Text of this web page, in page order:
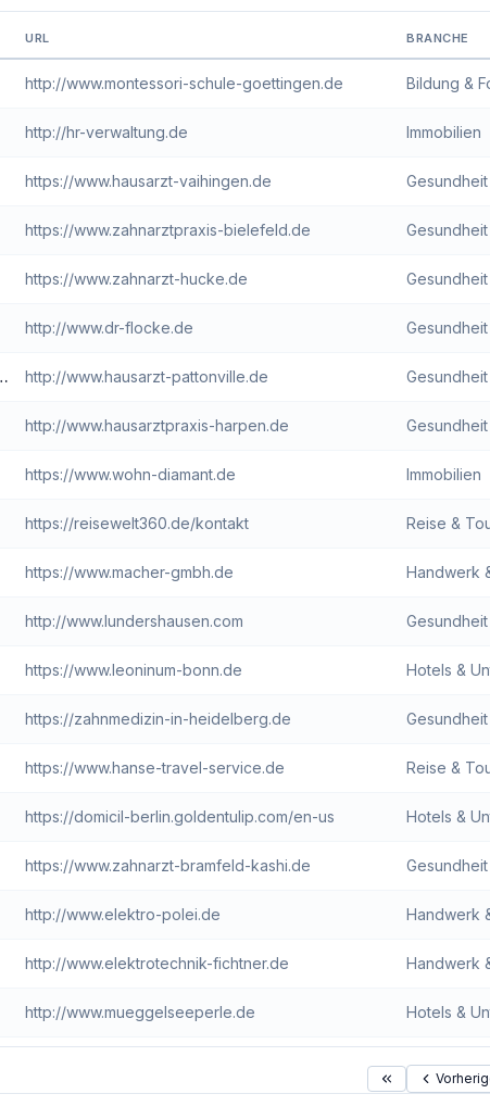
URL BRANCHE
http://www.montessori-schule-goettingen.de Bildung &
http://hr-verwaltung.de Immobilien
https://www.hausarzt-vaihingen.de
https://www.zahnarztpraxis-bielefeld.de
https://www.zahnarzt-hucke.de
http://www.dr-flocke.de
http://www.hausarzt-pattonville.de
http://www.hausarztpraxis-harpen.de
https://www.wohn-diamant.de Immobilien
https://reisewelt360.de/kontakt Reise &
https://www.macher-gmbh.de Handwerk
http://www.lundershausen.com
https://www.leoninum-bonn.de Hotels &
https://zahnmedizin-in-heidelberg.de
https://www.hanse-travel-service.de Reise &
https://domicil-berlin.goldentulip.com/en-us Hotels &
https://www.zahnarzt-bramfeld-kashi.de
http://www.elektro-polei.de Handwerk
http://www.elektrotechnik-fichtner.de Handwerk
http://www.mueggelseeperle.de Hotels &